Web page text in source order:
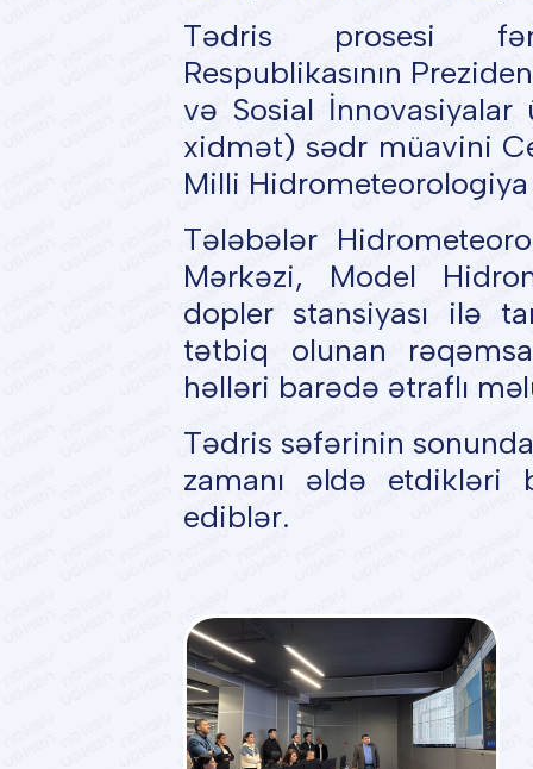
Tədris prosesi
Respublikasının
və Sosial
xidmət) sədr müavini
Milli
Tələbələr
Mərkəzi, Model
dopler stansiyası ilə
tətbiq olunan
həlləri barədə ətraflı
Tədris səfərinin
zamanı əldə etdikləri
ediblər.